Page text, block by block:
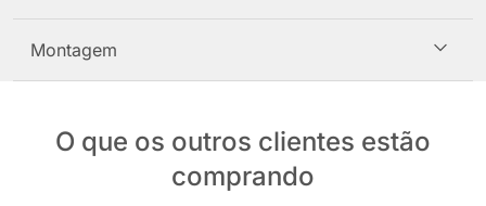
Montagem
O que os outros clientes estão
comprando